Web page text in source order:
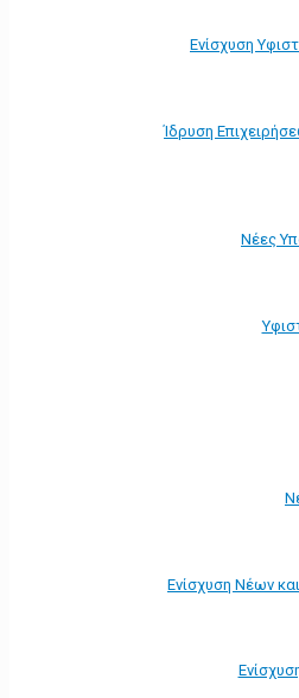
Ενίσχυση
Ίδρυση
Νέες
Ενίσχυση Νέων